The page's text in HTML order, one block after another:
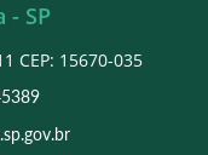
- SP
CEP: 15670-035